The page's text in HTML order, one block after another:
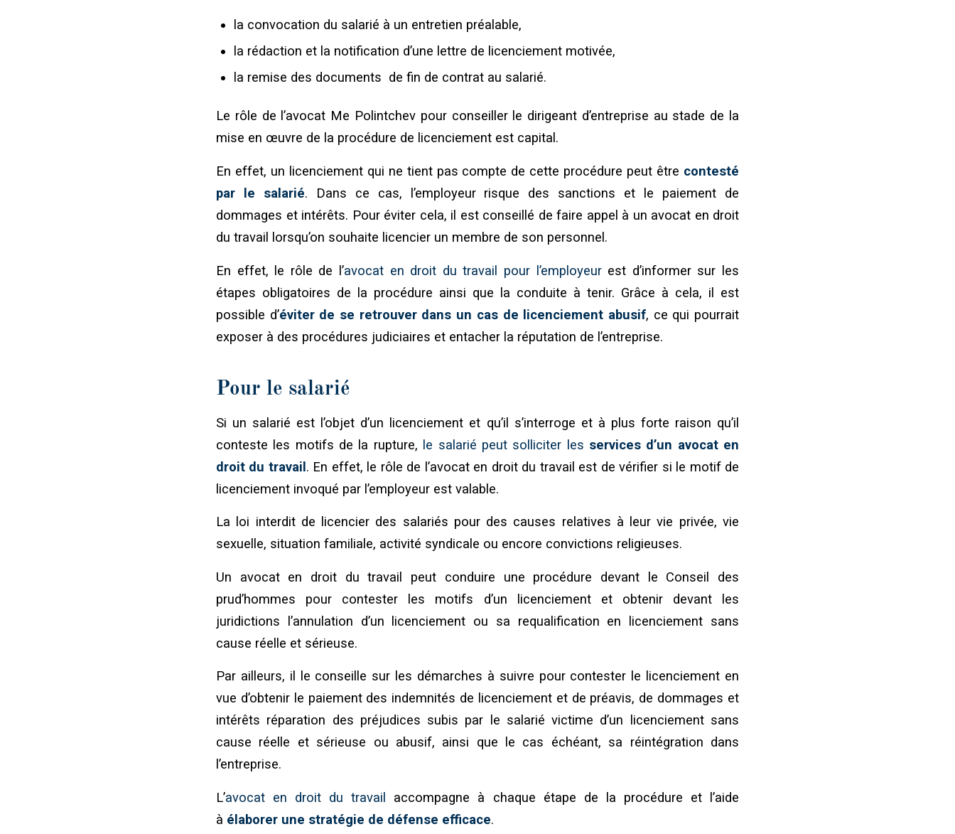
la convocation du salarié à un entretien préalable,
la rédaction et la notification d’une lettre de licenciement motivée,
la remise des documents de fin de contrat au salarié.
Le rôle de l’avocat Me Polintchev pour conseiller le dirigeant d’entreprise au stade de la
mise en œuvre de la procédure de licenciement est capital.
En effet, un licenciement qui ne tient pas compte de cette procédure peut être contesté
par le salarié. Dans ce cas, l’employeur risque des sanctions et le paiement de
dommages et intérêts. Pour éviter cela, il est conseillé de faire appel à un avocat en droit
du travail lorsqu’on souhaite licencier un membre de son personnel.
En effet, le rôle de l’avocat en droit du travail pour l’employeurest d’informer sur les
étapes obligatoires de la procédure ainsi que la conduite à tenir. Grâce à cela, il est
possible d’éviter de se retrouver dans un cas de licenciement abusif, ce qui pourrait
exposer à des procédures judiciaires et entacher la réputation de l’entreprise.
Pour le salarié
Si un salarié est l’objet d’un licenciement et qu’il s’interroge et à plus forte raison qu’il
conteste les motifs de la rupture, le salarié peut solliciter les services d’un avocat en
droit du travail. En effet, le rôle de l’avocat en droit du travail est de vérifier si le motif de
licenciement invoqué par l’employeur est valable.
La loi interdit de licencier des salariés pour des causes relatives à leur vie privée, vie
sexuelle, situation familiale, activité syndicale ou encore convictions religieuses.
Un avocat en droit du travail peut conduire une procédure devant le Conseil des
prud’hommes pour contester les motifs d’un licenciement et obtenir devant les
juridictions l’annulation d’un licenciement ou sa requalification en licenciement sans
cause réelle et sérieuse.
Par ailleurs, il le conseille sur les démarches à suivre pour contester le licenciement en
vue d’obtenir le paiement des indemnités de licenciement et de préavis, de dommages et
intérêts réparation des préjudices subis par le salarié victime d’un licenciement sans
cause réelle et sérieuse ou abusif, ainsi que le cas échéant, sa réintégration dans
l’entreprise.
L’avocat en droit du travail
accompagne à chaque étape de la procédure et l’aide
à élaborer une stratégie de défense efficace.